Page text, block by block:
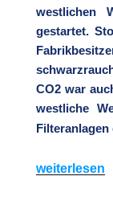
westlichen
gestartet.
CO2 war
westliche
„05.02.2023
weiterlesen